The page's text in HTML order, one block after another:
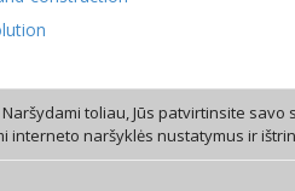
toliau, Jūs patvirtinsite
interneto naršyklės nustatymus ir